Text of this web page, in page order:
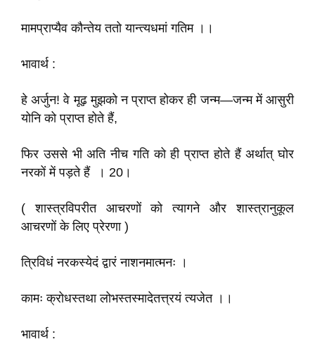
मामप्राप्यैव कौन्तेय ततो यान्त्यधमां गतिम ।।
भावार्थ :
हे अर्जुन! वे मूढ़ मुझको न प्राप्त होकर ही जन्म—जन्म में आसुरी
योनि को प्राप्त होते हैं,
फिर उससे भी अति नीच गति को ही प्राप्त होते हैं अर्थात् घोर
नरकों में पड़ते हैं । 20।
( शास्त्रविपरीत आचरणों को त्यागने और शास्त्रानुकूल
आचरणों के लिए प्रेरणा )
त्रिविधं नरकस्येदं द्वारं नाशनमात्मनः ।
कामः क्रोधस्तथा लोभस्तस्मादेतत्त्रयं त्यजेत ।।
भावार्थ :